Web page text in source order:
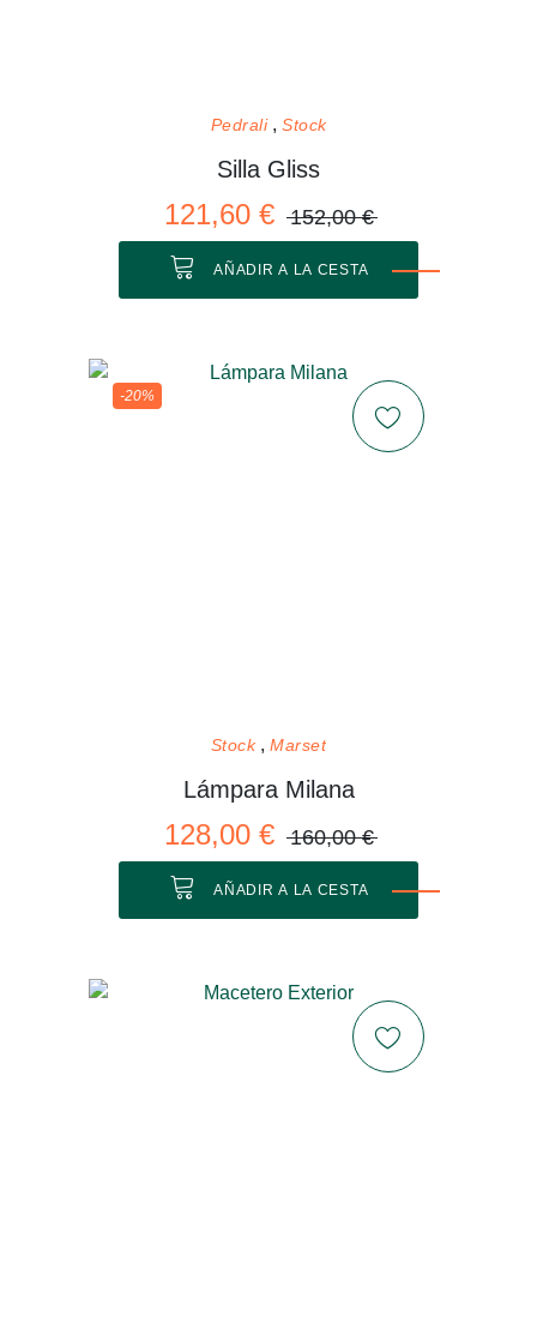
Pedrali Stock
Silla Gliss
121,60 € 152,00 €
AÑADIR A LA CESTA
-20%
Stock Marset
Lámpara Milana
128,00 € 160,00 €
AÑADIR A LA CESTA